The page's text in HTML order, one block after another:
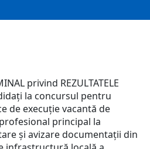
privind REZULTATELE
la concursul pentru
de execuţie vacantă de
principal la
şi avizare documentaţii din